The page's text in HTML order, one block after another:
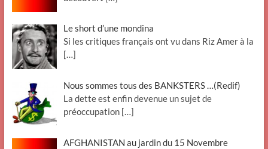
Le short d’une mondina
Si les critiques français ont vu dans Riz Amer à la
[…]
Nous sommes tous des BANKSTERS …(Redif)
La dette est enfin devenue un sujet de
préoccupation […]
AFGHANISTAN au jardin du 15 Novembre